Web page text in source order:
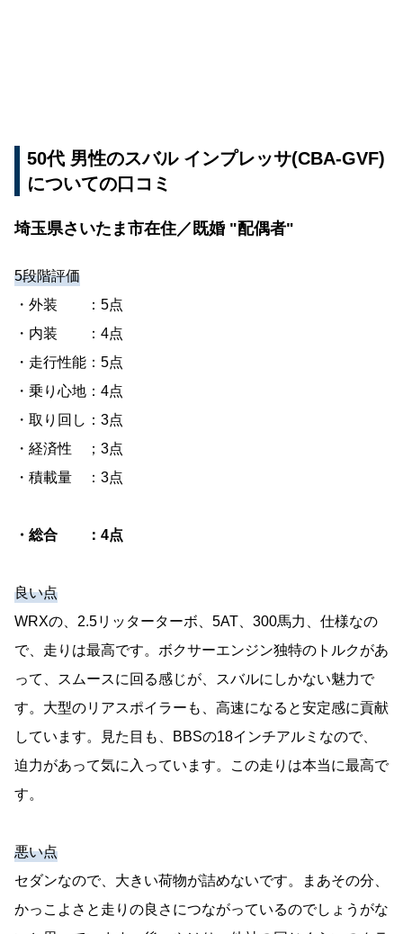
50代 男性のスバル インプレッサ(CBA-GVF)
についての口コミ
埼玉県さいたま市在住／既婚 "配偶者"
5段階評価
・外装 ：5点
・内装 ：4点
・走行性能：5点
・乗り心地：4点
・取り回し：3点
・経済性 ；3点
・積載量 ：3点
・総合 ：4点
良い点
WRXの、2.5リッターターボ、5AT、300馬力、仕様なの
で、走りは最高です。ボクサーエンジン独特のトルクがあ
って、スムースに回る感じが、スバルにしかない魅力で
す。大型のリアスポイラーも、高速になると安定感に貢献
しています。見た目も、BBSの18インチアルミなので、
迫力があって気に入っています。この走りは本当に最高で
す。
悪い点
セダンなので、大きい荷物が詰めないです。まあその分、
かっこよさと走りの良さにつながっているのでしょうがな